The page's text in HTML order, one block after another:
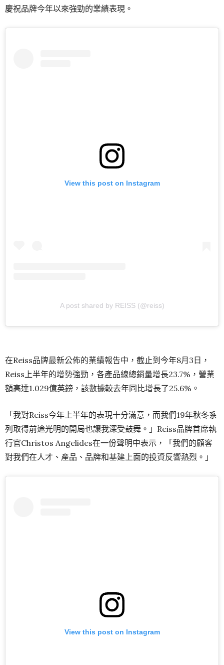
慶祝品牌今年以來強勁的業績表現。
View this post on Instagram
A post shared by REISS (@reiss)
在Reiss品牌最新公佈的業績報告中，截止到今年8月3日，
Reiss上半年的增勢強勁，各產品線總銷量增長23.7%，營業
額高達1.029億英鎊，該數據較去年同比增長了25.6%。
「我對Reiss今年上半年的表現十分滿意，而我們19年秋冬系
列取得前途光明的開局也讓我深受鼓舞。」Reiss品牌首席執
行官Christos Angelides在一份聲明中表示，「我們的顧客
對我們在人才、產品、品牌和基建上面的投資反響熱烈。」
View this post on Instagram